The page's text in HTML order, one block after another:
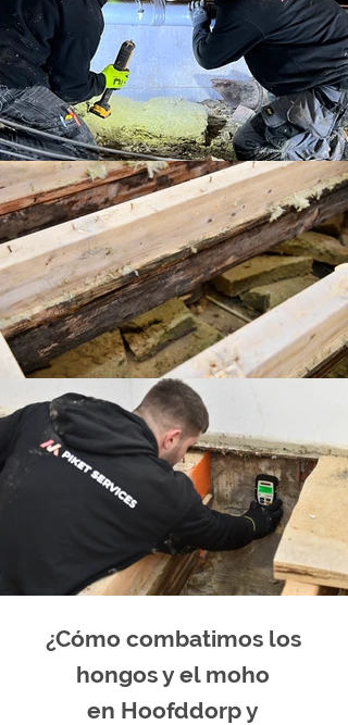
¿Cómo combatimos los
hongos y el moho
en Hoofddorp y